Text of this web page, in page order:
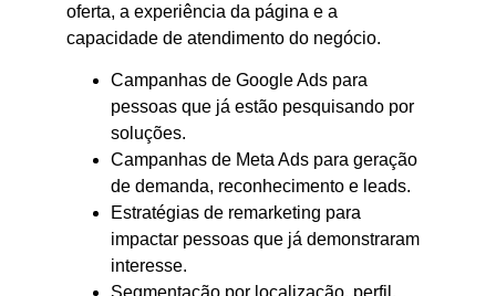
oferta, a experiência da página e a
capacidade de atendimento do negócio.
Campanhas de Google Ads para
pessoas que já estão pesquisando por
soluções.
Campanhas de Meta Ads para geração
de demanda, reconhecimento e leads.
Estratégias de remarketing para
impactar pessoas que já demonstraram
interesse.
Segmentação por localização, perfil,